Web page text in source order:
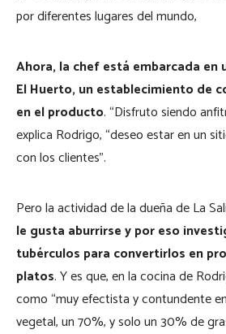
por diferentes lugares del mundo,
Ahora, la chef está embarcada en
El Huerto, un establecimiento de
en el producto. “Disfruto siendo
explica Rodrigo, “deseo estar en un
con los clientes”.
Pero la actividad de la dueña de La
le gusta aburrirse y por eso
tubérculos para convertirlos en
platos. Y es que, en la cocina de
como “muy efectista y contundente
vegetal, un 70%, y solo un 30% de